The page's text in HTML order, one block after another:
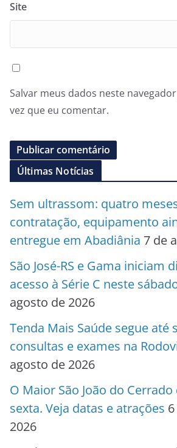
Site
Salvar meus dados neste
vez que eu comentar.
Últimas Notícias
Sem ultrassom: quatro
contratação, equipamento
entregue em Abadiânia 7 de
São José-RS e Gama iniciam
acesso à Série C neste
agosto de 2026
Tenda Mais Saúde segue até
consultas e exames na
agosto de 2026
O Maior São João do
sexta. Veja datas e atrações
2026